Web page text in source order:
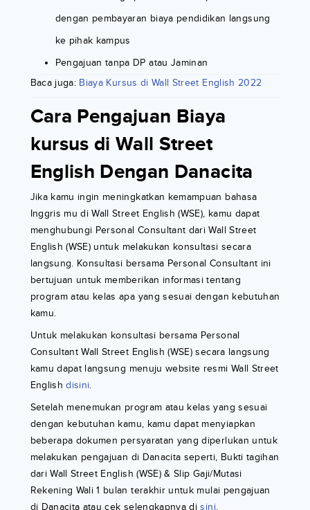
dengan pembayaran biaya pendidikan langsung
ke pihak kampus
Pengajuan tanpa DP atau Jaminan
Baca juga: Biaya Kursus di Wall Street English 2022
Cara Pengajuan Biaya
kursus di Wall Street
English Dengan Danacita
Jika kamu ingin meningkatkan kemampuan bahasa
Inggris mu di Wall Street English (WSE), kamu dapat
menghubungi Personal Consultant dari Wall Street
English (WSE) untuk melakukan konsultasi secara
langsung. Konsultasi bersama Personal Consultant ini
bertujuan untuk memberikan informasi tentang
program atau kelas apa yang sesuai dengan kebutuhan
kamu.
Untuk melakukan konsultasi bersama Personal
Consultant Wall Street English (WSE) secara langsung
kamu dapat langsung menuju website resmi Wall Street
Englishdisini.
Setelah menemukan program atau kelas yang sesuai
dengan kebutuhan kamu, kamu dapat menyiapkan
beberapa dokumen persyaratan yang diperlukan untuk
melakukan pengajuan di Danacita seperti, Bukti tagihan
dari Wall Street English (WSE) & Slip Gaji/Mutasi
Rekening Wali 1 bulan terakhir untuk mulai pengajuan
di Danacita atau cek selengkapnya disini.